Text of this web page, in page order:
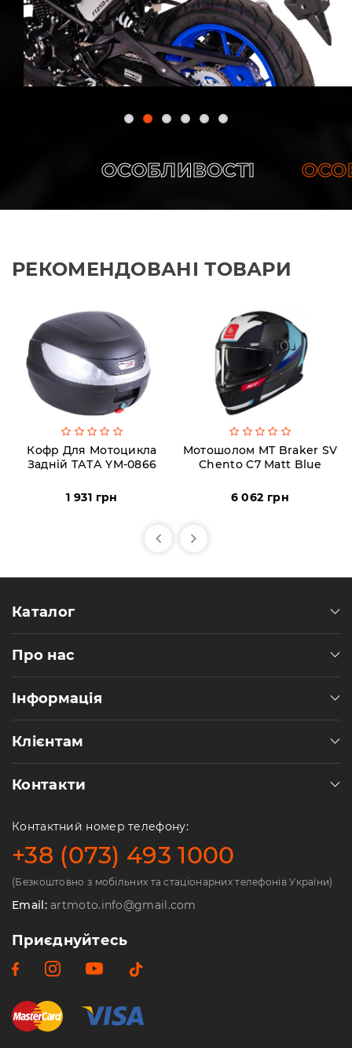
ОСОБЛИВОСТІ
РЕКОМЕНДОВАНІ ТОВАРИ
Кофр Для Мотоцикла
Задній ТАТА YM-0866
1 931 грн
Мотошолом MT Braker SV
Chento C7 Matt Blue
6 062 грн
Каталог
Про нас
Інформація
Клієнтам
Контакти
Контактний номер телефону:
+38 (073) 493 1000
(Безкоштовно з мобільних та стаціонарних телефонів України)
Email:artmoto.info@gmail.com
Приєднуйтесь